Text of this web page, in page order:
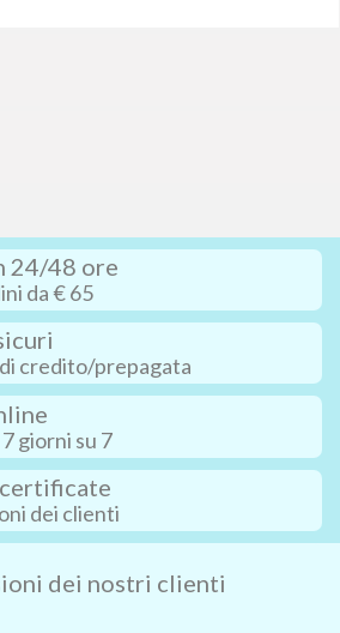
24/48 ore
da € 65
credito/prepagata
giorni su 7
dei clienti
dei nostri clienti